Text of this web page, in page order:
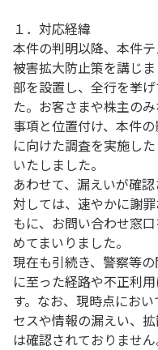
１．対応経緯
本件の判明以降、本件
被害拡大防止策を講じ
部を設置し、全行を挙
た。お客さまや株主の
事項と位置付け、本件
に向けた調査を実施し
いたしました。
あわせて、漏えいが確
対しては、速やかに謝
もに、お問い合わせ窓
めてまいりました。
現在も引続き、警察等
に至った経路や不正利
す。なお、現時点にお
セスや情報の漏えい、
は確認されておりません